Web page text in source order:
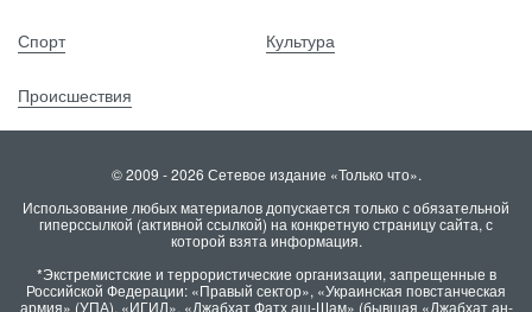
Спорт Культура
Происшествия
© 2009 - 2026 Сетевое издание «Только что».
Использование любых материалов допускается только с обязательной
гиперссылкой (активной ссылкой) на конкретную страницу сайта, с
которой взята информация.
*Экстремистские и террористические организации, запрещенные в
Российской Федерации: «Правый сектор», «Украинская повстанческая
армия» (УПА), «ИГИЛ», «Джабхат Фатх аш-Шам» (бывшая «Джабхат ан-